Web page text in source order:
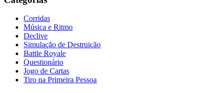
Corridas
Música e Ritmo
Declive
Simulação de Destruição
Battle Royale
Questionário
Jogo de Cartas
Tiro na Primeira Pessoa